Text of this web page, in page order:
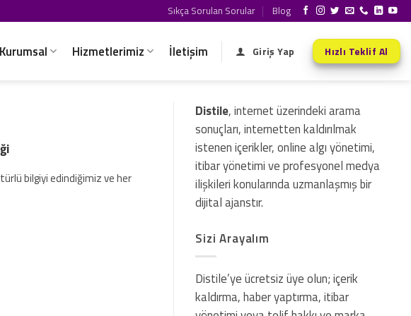
Sıkça Sorulan Sorular Blog
Kurumsal Hizmetlerimiz İletişim Giriş Yap Hızlı Teklif Al
bilgiyi edindiğimiz ve her
Distile, internet üzerindeki arama
sonuçları, internetten kaldırılmak
istenen içerikler, online algı yönetimi,
itibar yönetimi ve profesyonel medya
ilişkileri konularında uzmanlaşmış bir
dijital ajanstır.
Sizi Arayalım
Distile’ye ücretsiz üye olun; içerik
kaldırma, haber yaptırma, itibar